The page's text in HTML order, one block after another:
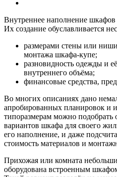
Внутреннее наполнение шкафов
Их создание обуславливается
размерами стены или
монтажа шкафа-купе;
разновидность одежды и
внутреннего объёма;
финансовые средства,
Во многих описаниях дано
апробированных планировок и
типоразмерам можно
вариантов шкафа для своего
его наполнение, и даже
стоимость материалов и
Прихожая или комната
оборудована встроенным